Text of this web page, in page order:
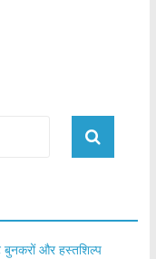
बुनकरों और हस्तशिल्प